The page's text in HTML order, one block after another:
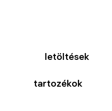
letöltések
tartozékok